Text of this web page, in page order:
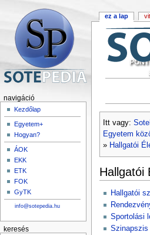
Itt vagy:
Egyetem
» Hallgatói
Hallgatói
Hallgatói
Sportolási
Szinapszis
ez a lap
navigáció
Kezdőlap
Egyetem+
Hogyan?
ÁOK
EKK
ETK
FOK
GyTK
info@sotepedia.hu
keresés